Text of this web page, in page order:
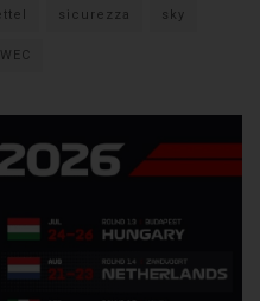
sicurezza sky
WEC